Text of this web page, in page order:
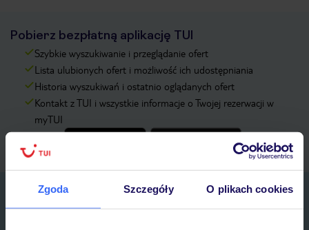
Zgoda Szczegóły O plikach cookies
Pobierz bezpłatną aplikację TUI
Szybkie wyszukiwanie i przeglądanie ofert
Lista ulubionych ofert i możliwość ich udostępniania
Historia wyszukiwań i ostatnio oglądanych ofert
Kontakt z TUI i wszystkie informacje o Twojej rezerwacji w
myTUI
Zapisz się do newslettera
IMIĘ*